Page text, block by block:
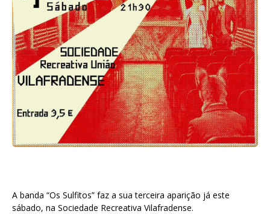
A banda “Os Sulfitos” faz a sua terceira aparição já este
sábado, na Sociedade Recreativa Vilafradense.